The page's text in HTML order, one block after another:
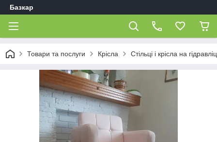
Базкар
Товари та послуги Крісла Стільці і крісла на